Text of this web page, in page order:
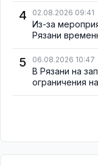
4 02.08.2026 09:41
Из-за
Рязани
5 06.08.2026 10:47
В Рязани на
ограничения